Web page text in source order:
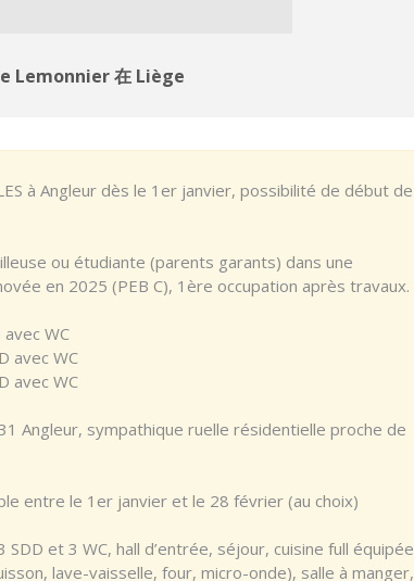
Lemonnier 在 Liège
à Angleur dès le 1er janvier, possibilité de début de
ou étudiante (parents garants) dans une
en 2025 (PEB C), 1ère occupation après travaux.
WC
avec WC
avec WC
Angleur, sympathique ruelle résidentielle proche de
entre le 1er janvier et le 28 février (au choix)
SDD et 3 WC, hall d’entrée, séjour, cuisine full équipée
lave-vaisselle, four, micro-onde), salle à manger,